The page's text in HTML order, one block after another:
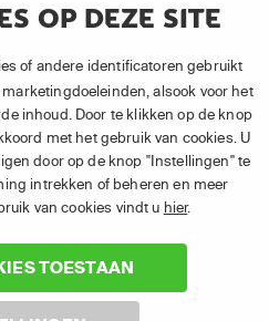
OP DEZE SITE
of andere identificatoren gebruikt
alsook voor het
inhoud. Door te klikken op de knop
met het gebruik van cookies. U
door op de knop "Instellingen" te
intrekken of beheren en meer
van cookies vindt u hier.
TOESTAAN
: Geldig op alle nieuwe abonnementen
Basic of Plus.
: Incl. BTW.
voorvolgende zendersafhankelijk
pakket.
r.l. - Alle rechten voorbehouden. TV